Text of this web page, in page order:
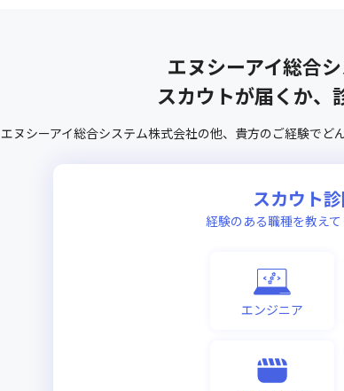
エヌシーアイ総合
スカウトが届くか、
エヌシーアイ総合システム株式会社の他、 貴方のご経験でど
スカウト診
経験のある職種を教えて
エンジニア